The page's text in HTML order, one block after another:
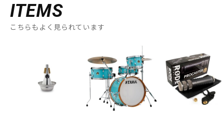
ITEMS
こちらもよく見られています